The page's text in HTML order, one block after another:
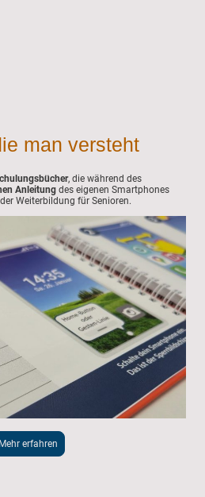
man versteht
, die während des
Anleitung des eigenen Smartphones
Weiterbildung für Senioren.
Mehr erfahren